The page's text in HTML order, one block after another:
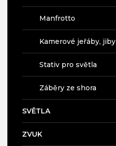
Manfrotto
Kamerové jeřáby, jiby
Stativ pro světla
Záběry ze shora
SVĚTLA
ZVUK